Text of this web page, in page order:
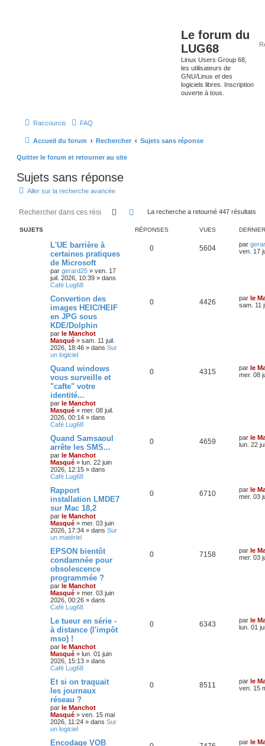
Le forum du
LUG68
Linux Users Group 68,
les utilisateurs de
GNU/Linux et des
logiciels libres. Inscription
ouverte à tous.
Raccourcis FAQ
Accueil du forum Rechercher Sujets sans réponse
Quitter le forum et retourner au site
Sujets sans réponse
Aller sur la recherche avancée
RechercherRecherche avancée
La recherche a retourné 447 résultats
SUJETS RÉPONSES VUES
L'UE barrière à
certaines pratiques
de Microsoft
par gerard25 » ven. 17
juil. 2026, 10:39 » dans
Café Lug68
0 5604 par
ven. 17
Convertion des
images HEIC/HEIF
en JPG sous
KDE/Dolphin
par le Manchot
Masqué » sam. 11 juil.
2026, 18:46 » dans Sur
un logiciel
0 4426 par le
sam. 11
Quand windows
vous surveille et
"cafte" votre
identité...
par le Manchot
Masqué » mer. 08 juil.
2026, 00:14 » dans
Café Lug68
0 4315 par le
mer. 08
Quand Samsaoul
arrête les SMS...
par le Manchot
Masqué » lun. 22 juin
2026, 12:15 » dans
Café Lug68
0 4659 par le
lun. 22
Rapport
installation LMDE7
sur Mac 18,2
par le Manchot
Masqué » mer. 03 juin
2026, 17:34 » dans Sur
un matériel
0 6710 par le
mer. 03
EPSON bientôt
condamnée pour
obsolescence
programmée ?
par le Manchot
Masqué » mer. 03 juin
2026, 00:26 » dans
Café Lug68
0 7158 par le
mer. 03
Le tueur en série -
à distance (l'impôt
mso) !
par le Manchot
Masqué » lun. 01 juin
2026, 15:13 » dans
Café Lug68
0 6343 par le
lun. 01
Et si on traquait
les journaux
réseau ?
par le Manchot
Masqué » ven. 15 mai
2026, 11:24 » dans Sur
un logiciel
0 8511 par le
ven. 15
Encodage VOB
par le